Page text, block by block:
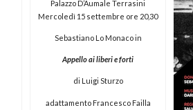
Palazzo D’Aumale Terrasini
Mercoledì 15 settembre ore 20,30
Sebastiano Lo Monaco in
Appello ai liberi e forti
di Luigi Sturzo
adattamento Francesco Failla